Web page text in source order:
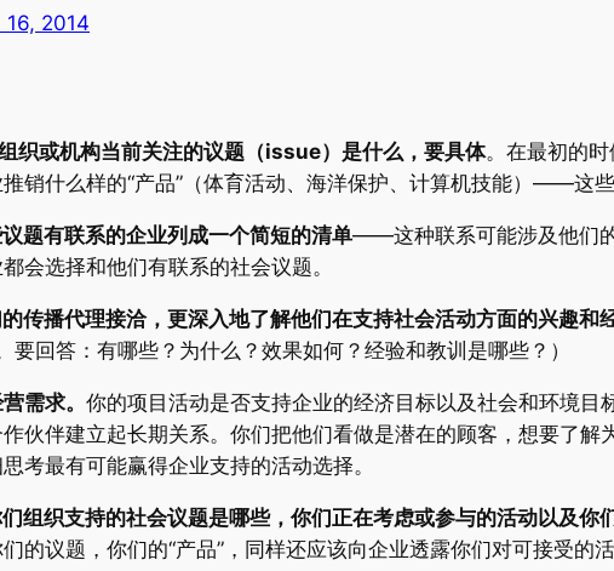
16, 2014
织或机构当前关注的议题（issue）是什么，要具体。在最初的
销什么样的“产品”（体育活动、海洋保护、计算机技能）——这些
题有联系的企业列成一个简短的清单——这种联系可能涉及他们
会选择和他们有联系的社会议题。
传播代理接洽，更深入地了解他们在支持社会活动方面的兴趣和经
要回答：有哪些？为什么？效果如何？经验和教训是哪些？）
需求。 你的项目活动是否支持企业的经济目标以及社会和环境
伙伴建立起长期关系。你们把他们看做是潜在的顾客，想要了
考最有可能赢得企业支持的活动选择。
组织支持的社会议题是哪些，你们正在考虑或参与的活动以及你
的议题，你们的“产品”，同样还应该向企业透露你们对可接受的